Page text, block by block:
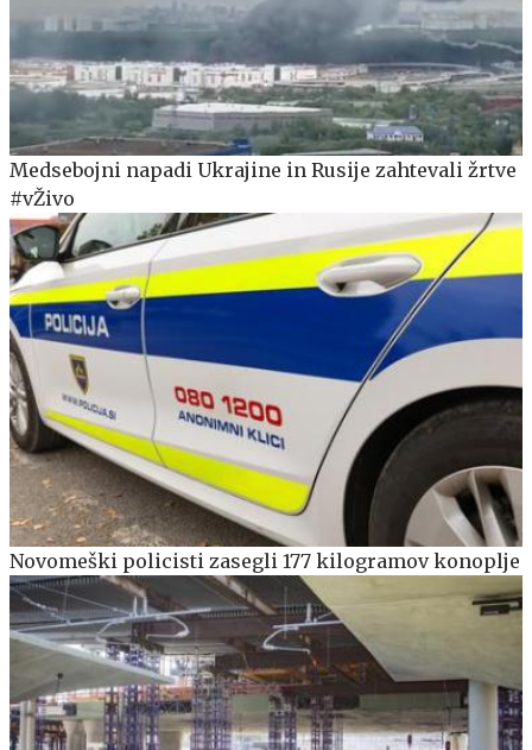
Medsebojni napadi Ukrajine in Rusije zahtevali žrtve
#vŽivo
Novomeški policisti zasegli 177 kilogramov konoplje